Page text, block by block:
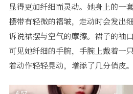
显得更加纤细而灵动。她身上的一
摆带有轻微的褶皱，走动时会发出
诉说裙摆与空气的摩擦。裙子的袖
可见她纤细的手腕，手腕上戴着一
着动作轻轻晃动，增添了几分俏皮。